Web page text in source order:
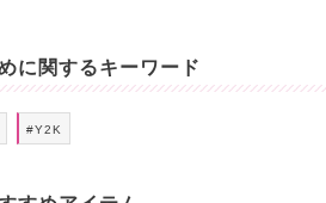
に関するキーワード
#Y2K